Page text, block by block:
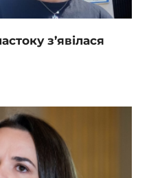
з’явілася